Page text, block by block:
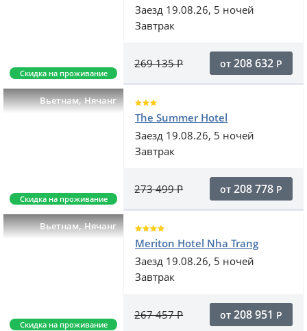
Скидка на проживание
Заезд 19.08.26, 5 ночей
Завтрак
269 135Р от 208 632 Р
Вьетнам,Нячанг
Скидка на проживание
The Summer Hotel
Заезд 19.08.26, 5 ночей
Завтрак
273 499Р от 208 778 Р
Вьетнам,Нячанг
Скидка на проживание
Meriton Hotel Nha Trang
Заезд 19.08.26, 5 ночей
Завтрак
267 457Р от 208 951 Р